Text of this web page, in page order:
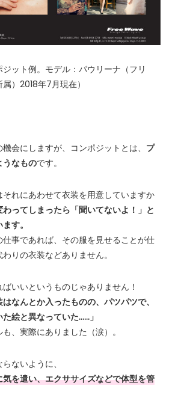
ジット例。モデル：パウリーナ（フリ
）2018年7月現在）
会にしますが、コンポジットとは、 プ
うなものです。
それにあわせて衣装を用意していますか
ってしまったら「聞いてないよ！」と
す。
仕事であれば、その服を見せることが仕
りの衣装などありません。
いいというものじゃありません！
はなんとか入ったものの、パツパツで、
絵と異なっていた……」
、実際にありました（涙）。
ないように、
を遣い、エクササイズなどで体型を管